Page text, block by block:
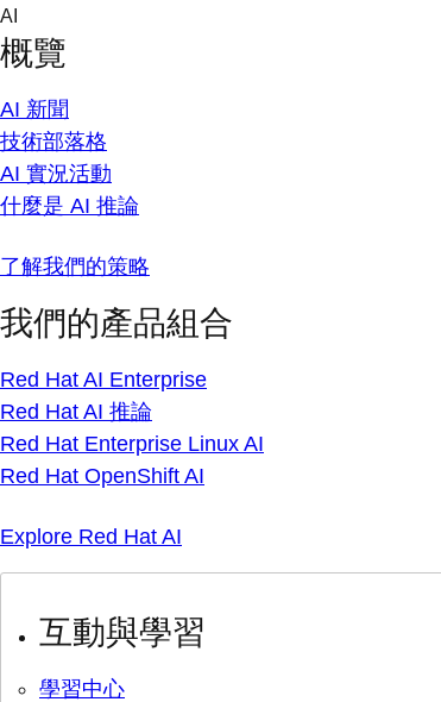
Skip
content
AI
概覽
AI 新聞
技術部落格
AI 實況活動
什麼是 AI 推論
了解我們的策略
我們的產品組合
Red Hat AI Enterprise
Red Hat AI 推論
Red Hat Enterprise Linux AI
Red Hat OpenShift AI
Explore Red Hat AI
互動與學習
學習中心